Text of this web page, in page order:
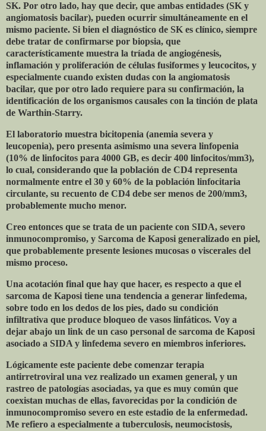
SK. Por otro lado, hay que decir, que ambas entidades (SK y
angiomatosis bacilar), pueden ocurrir simultáneamente en el
mismo paciente. Si bien el diagnóstico de SK es clínico, siempre
debe tratar de confirmarse por biopsia, que
característicamente muestra la tríada de angiogénesis,
inflamación y proliferación de células fusiformes y leucocitos, y
especialmente cuando existen dudas con la angiomatosis
bacilar, que por otro lado requiere para su confirmación, la
identificación de los organismos causales con la tinción de plata
de Warthin-Starry.
El laboratorio muestra bicitopenia (anemia severa y
leucopenia), pero presenta asimismo una severa linfopenia
(10% de linfocitos para 4000 GB, es decir 400 linfocitos/mm3),
lo cual, considerando que la población de CD4 representa
normalmente entre el 30 y 60% de la población linfocitaria
circulante, su recuento de CD4 debe ser menos de 200/mm3,
probablemente mucho menor.
Creo entonces que se trata de un paciente con SIDA, severo
inmunocompromiso, y Sarcoma de Kaposi generalizado en piel,
que probablemente presente lesiones mucosas o viscerales del
mismo proceso.
Una acotación final que hay que hacer, es respecto a que el
sarcoma de Kaposi tiene una tendencia a generar linfedema,
sobre todo en los dedos de los pies, dado su condición
infiltrativa que produce bloqueo de vasos linfáticos. Voy a
dejar abajo un link de un caso personal de sarcoma de Kaposi
asociado a SIDA y linfedema severo en miembros inferiores.
Lógicamente este paciente debe comenzar terapia
antirretroviral una vez realizado un examen general, y un
rastreo de patologías asociadas, ya que es muy común que
coexistan muchas de ellas, favorecidas por la condición de
inmunocompromiso severo en este estadio de la enfermedad.
Me refiero a especialmente a tuberculosis, neumocistosis,